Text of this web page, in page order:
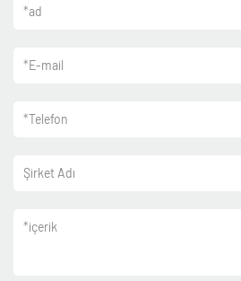
*ad
*E-mail
*Telefon
Şirket Adı
*içerik